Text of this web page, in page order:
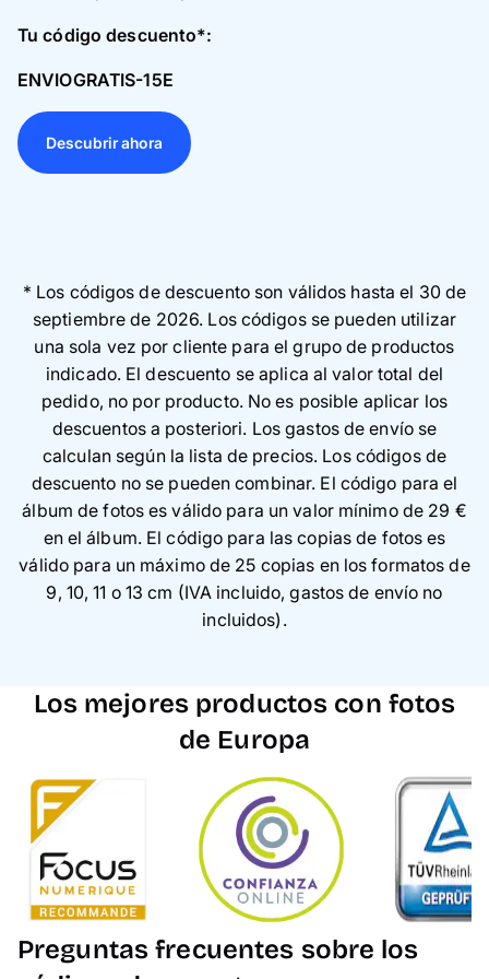
Tu código descuento*:
ENVIOGRATIS-15E
Descubrir ahora
* Los códigos de descuento son válidos hasta el 30 de
septiembre de 2026. Los códigos se pueden utilizar
una sola vez por cliente para el grupo de productos
indicado. El descuento se aplica al valor total del
pedido, no por producto. No es posible aplicar los
descuentos a posteriori. Los gastos de envío se
calculan según la lista de precios. Los códigos de
descuento no se pueden combinar. El código para el
álbum de fotos es válido para un valor mínimo de 29 €
en el álbum. El código para las copias de fotos es
válido para un máximo de 25 copias en los formatos de
9, 10, 11 o 13 cm (IVA incluido, gastos de envío no
incluidos).
Los mejores productos con fotos
de Europa
Preguntas frecuentes sobre los